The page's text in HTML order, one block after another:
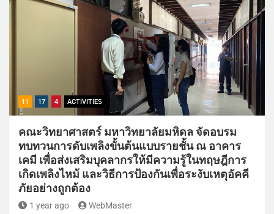
11 17 4 ACTIVITIES
คณะวิทยาศาสตร์ มหาวิทยาลัยมหิดล จัดอบรม
ทบทวนการดับเพลิงขั้นต้นแบบรายชั้น ณ อาคาร
เคมี เพื่อส่งเสริมบุคลากรให้มีความรู้ในทฤษฎีการ
เกิดเพลิงไหม้ และวิธีการป้องกันเพื่อระงับเหตุอัคคี
ภัยอย่างถูกต้อง
1 year ago WebMaster